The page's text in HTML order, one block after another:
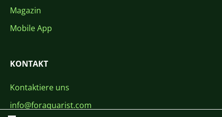
Magazin
Mobile App
KONTAKT
Kontaktiere uns
info@foraquarist.com